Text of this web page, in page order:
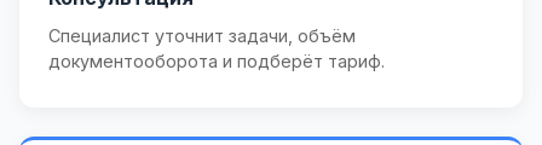
Специалист уточнит задачи, объём
документооборота и подберёт тариф.